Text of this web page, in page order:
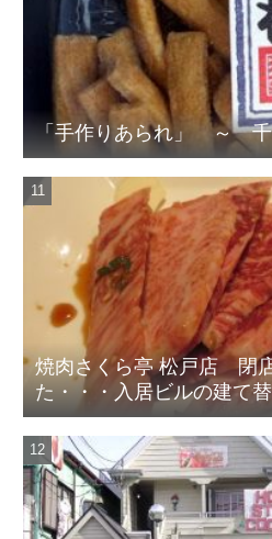
「手作りあられ」 ～
焼肉さくら亭 松戸店 閉
た・・・入居ビルの建て